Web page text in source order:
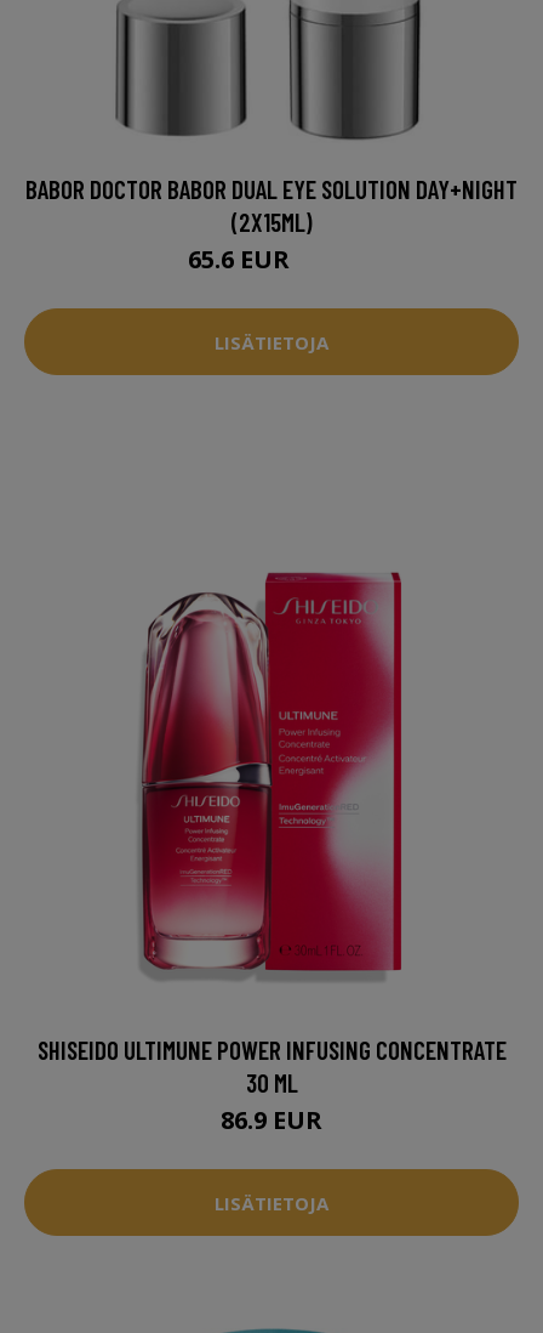
BABOR DOCTOR BABOR DUAL EYE SOLUTION DAY+NIGHT
(2X15ML)
65.6 EUR
LISÄTIETOJA
SHISEIDO ULTIMUNE POWER INFUSING CONCENTRATE
30 ML
86.9 EUR
LISÄTIETOJA